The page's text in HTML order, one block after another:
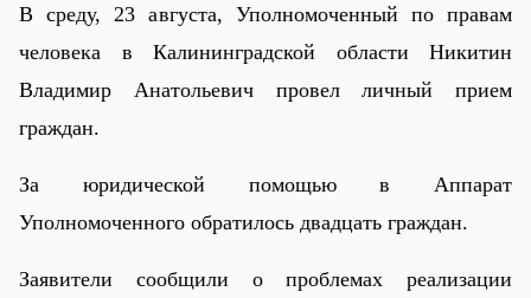
В среду, 23 августа, Уполномоченный по правам
человека в Калининградской области Никитин
Владимир Анатольевич провел личный прием
граждан.
За юридической помощью в Аппарат
Уполномоченного обратилось двадцать граждан.
Заявители сообщили о проблемах реализации